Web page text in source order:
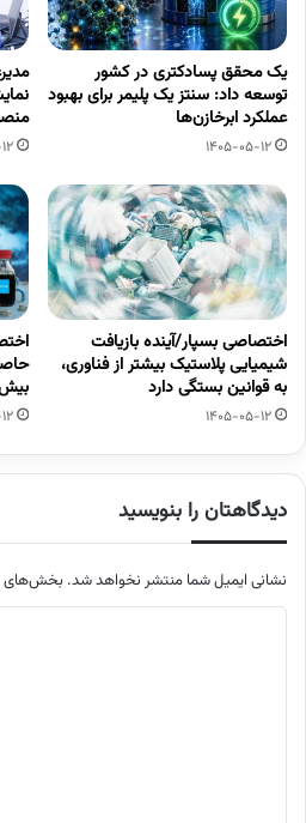
یک محقق پسادکتری در کشور
توسعه داد: سنتز یک پلیمر برای بهبود
عملکرد ابرخازن‌ها
1405-05-12
اختصاصی بسپار/آینده بازیافت
شیمیایی پلاستیک بیشتر از فناوری،
به قوانین بستگی دارد
1405-05-12
بیش از ۶۱۵
دیدگاهتان را بنویسید
نشانی ایمیل شما منتشر نخواهد شد. بخش‌های